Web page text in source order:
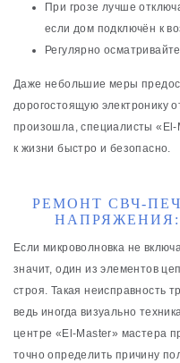
При грозе лучше
если дом подключён к
Регулярно
Даже небольшие меры
дорогостоящую электронику
произошла, специалисты «El-
к жизни быстро и безопасно.
РЕМОНТ СВЧ-
Если микроволновка не
значит, один из элементов
строя. Такая неисправность
ведь иногда визуально
центре «El-Master» мастера
точно определить причину